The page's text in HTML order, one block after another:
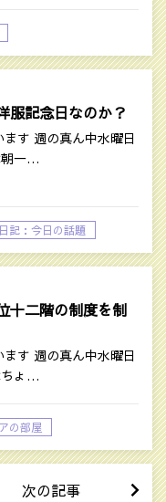
服記念日なのか？
す 週の真ん中水曜日
朝一…
記：今日の話題
十二階の制度を制
す 週の真ん中水曜日
ちょ…
の部屋
次の記事